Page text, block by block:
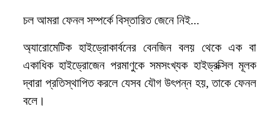
চল আমরা ফেনল সম্পর্কে বিস্তারিত জেনে নিই...
অ্যারোমেটিক হাইড্রোকার্বনের বেনজিন বলয় থেকে এক বা
একাধিক হাইড্রোজেন পরমাণুকে সমসংখ্যক হাইড্রক্সিল মূলক
দ্বারা প্রতিস্থাপিত করলে যেসব যৌগ উৎপন্ন হয়, তাকে ফেনল
বলে।